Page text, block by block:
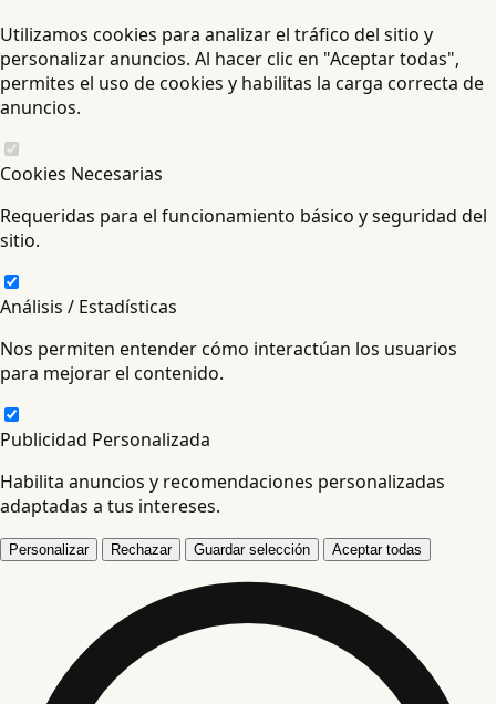
Utilizamos cookies para analizar el tráfico del sitio y
personalizar anuncios. Al hacer clic en "Aceptar todas",
permites el uso de cookies y habilitas la carga correcta de
anuncios.
Cookies Necesarias
Requeridas para el funcionamiento básico y seguridad del
sitio.
Análisis / Estadísticas
Nos permiten entender cómo interactúan los usuarios
para mejorar el contenido.
Publicidad Personalizada
Habilita anuncios y recomendaciones personalizadas
adaptadas a tus intereses.
Personalizar Rechazar Guardar selección Aceptar todas